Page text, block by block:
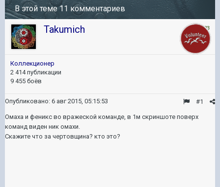
В этой теме 11 комментариев
1 603
Takumich
Коллекционер
2 414 публикации
9 455 боёв
#1
Опубликовано: 6 авг 2015, 05:15:53
Омаха и феникс во вражеской команде, в 1м скриншоте поверх
команд виден ник омахи.
Скажите что за чертовщина? кто это?